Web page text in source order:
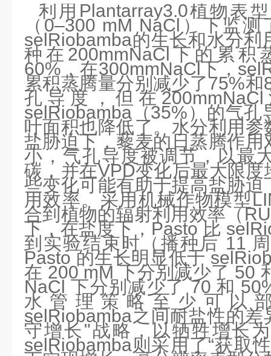
利用Plantarray3.0植物表
（0–300 mM NaCl）下监
selRiobamba的生长和水分利
种在200mmNaCl下的累
60%，在300mmNaCl下，
累积蒸腾量分别减少了75%
孔导度，但在
selRiobamba（35%）的气孔
叶面积也降低了。水分利用
盐胁迫下，藜麦的日蒸腾作
小，气孔导度被调节，以最
碳，并在VPD变化后最大限
些变化可能有助于提高盐胁
用效率。采用机械作物模型
合到植物的辐射利用效率（
下，在盐度下，Pasto 比
到实验结束时（播种后 11
Pasto 的生长明显低于
在 200 mM 下分别减少了 50
NaCl 下分别减少了 70 和
水管理策略至少可以
selRiobamba之间耐盐性的差
守增长"战略，以牺牲增长
selRiobamba则采用了“获取